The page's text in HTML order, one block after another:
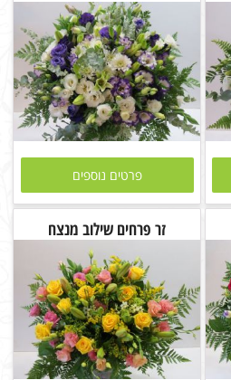
פרטים נוספים
זר פרחים שילוב מנצח